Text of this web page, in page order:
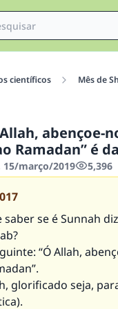
científicos Mês de
abençoe-
Ramadan” é
15/março/2019 5,396
saber se é Sunnah
“Ó Allah,
glorificado seja,